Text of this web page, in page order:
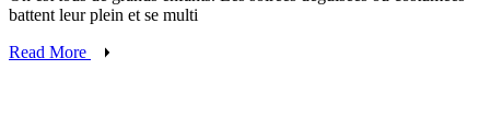
battent leur plein et se multi
Read More